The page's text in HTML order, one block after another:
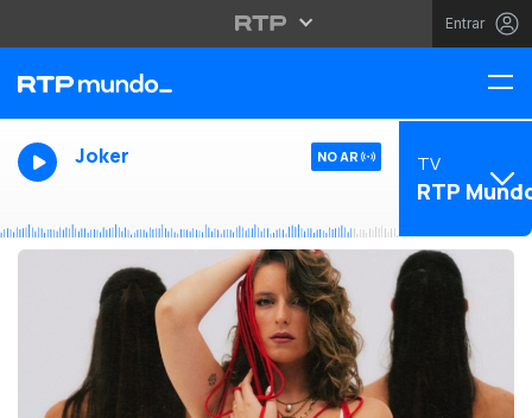
Entrar
Joker NO AR TV
RTP